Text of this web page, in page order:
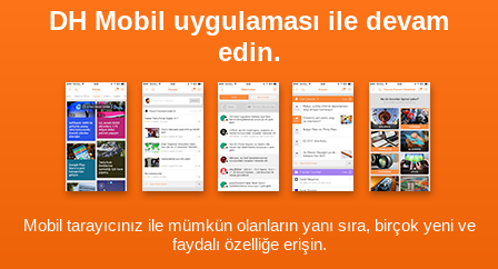
DH Mobil uygulaması ile devam
edin.
Mobil tarayıcınız ile mümkün olanların yanı sıra, birçok yeni ve
faydalı özelliğe erişin.